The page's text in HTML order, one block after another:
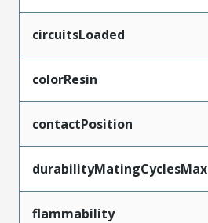
circuitsLoaded
colorResin
contactPosition
durabilityMatingCyclesMax
flammability